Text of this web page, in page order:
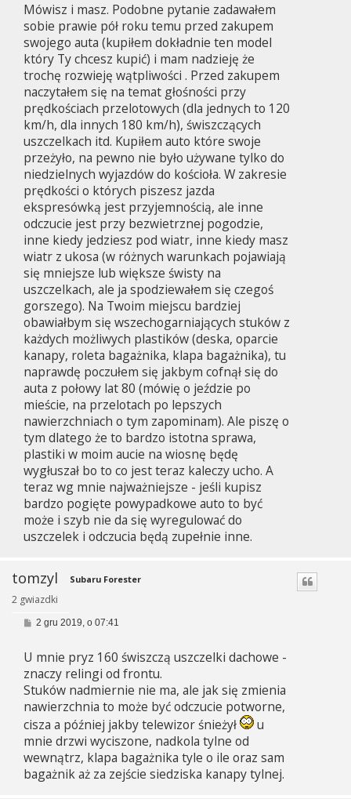
t
Mówisz i masz. Podobne pytanie zadawałem
sobie prawie pół roku temu przed zakupem
swojego auta (kupiłem dokładnie ten model
który Ty chcesz kupić) i mam nadzieję że
trochę rozwieję wątpliwości . Przed zakupem
naczytałem się na temat głośności przy
prędkościach przelotowych (dla jednych to 120
km/h, dla innych 180 km/h), świszczących
uszczelkach itd. Kupiłem auto które swoje
przeżyło, na pewno nie było używane tylko do
niedzielnych wyjazdów do kościoła. W zakresie
prędkości o których piszesz jazda
ekspresówką jest przyjemnością, ale inne
odczucie jest przy bezwietrznej pogodzie,
inne kiedy jedziesz pod wiatr, inne kiedy masz
wiatr z ukosa (w różnych warunkach pojawiają
się mniejsze lub większe świsty na
uszczelkach, ale ja spodziewałem się czegoś
gorszego). Na Twoim miejscu bardziej
obawiałbym się wszechogarniających stuków z
każdych możliwych plastików (deska, oparcie
kanapy, roleta bagażnika, klapa bagażnika), tu
naprawdę poczułem się jakbym cofnął się do
auta z połowy lat 80 (mówię o jeździe po
mieście, na przelotach po lepszych
nawierzchniach o tym zapominam). Ale piszę o
tym dlatego że to bardzo istotna sprawa,
plastiki w moim aucie na wiosnę będę
wygłuszał bo to co jest teraz kaleczy ucho. A
teraz wg mnie najważniejsze - jeśli kupisz
bardzo pogięte powypadkowe auto to być
może i szyb nie da się wyregulować do
uszczelek i odczucia będą zupełnie inne.
tomzyl
2 gwiazdki
Subaru Forester
P2 gru 2019, o 07:41
U mnie pryz 160 świszczą uszczelki dachowe -
znaczy relingi od frontu.
Stuków nadmiernie nie ma, ale jak się zmienia
nawierzchnia to może być odczucie potworne,
cisza a później jakby telewizor śnieżył
u
mnie drzwi wyciszone, nadkola tylne od
wewnątrz, klapa bagażnika tyle o ile oraz sam
bagażnik aż za zejście siedziska kanapy tylnej.